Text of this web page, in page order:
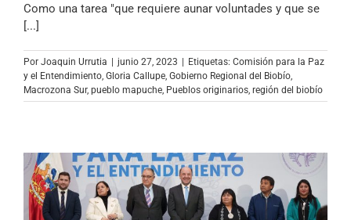
Como una tarea "que requiere aunar voluntades y que se
[...]
Por Joaquin Urrutia | junio 27, 2023 | Etiquetas: Comisión para la Paz
y el Entendimiento Gloria Callupe Gobierno Regional del Biobío
Macrozona Sur, pueblo mapuche Pueblos originarios región del biobío